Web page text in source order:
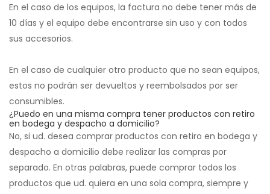
En el caso de los equipos, la factura no debe tener más de
10 días y el equipo debe encontrarse sin uso y con todos
sus accesorios.
En el caso de cualquier otro producto que no sean equipos,
estos no podrán ser devueltos y reembolsados por ser
consumibles.
¿Puedo en una misma compra tener productos con retiro
en bodega y despacho a domicilio?
No, si ud. desea comprar productos con retiro en bodega y
despacho a domicilio debe realizar las compras por
separado. En otras palabras, puede comprar todos los
productos que ud. quiera en una sola compra, siempre y